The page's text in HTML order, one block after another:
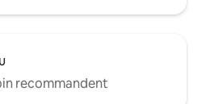
recommandent